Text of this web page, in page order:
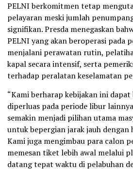
PELNI berkomitmen tetap
pelayaran meski jumlah
signifikan. Presda menegaskan
PELNI yang akan beroperasi pada
menjalani perawatan rutin,
kapal secara intensif, serta
terhadap peralatan keselamatan
“Kami berharap kebijakan ini
diperluas pada periode libur
semakin menjadi pilihan utama
untuk bepergian jarak jauh dengan
Kami juga mengimbau para calon
memesan tiket lebih awal melalui
datang tepat waktu di pelabuhan